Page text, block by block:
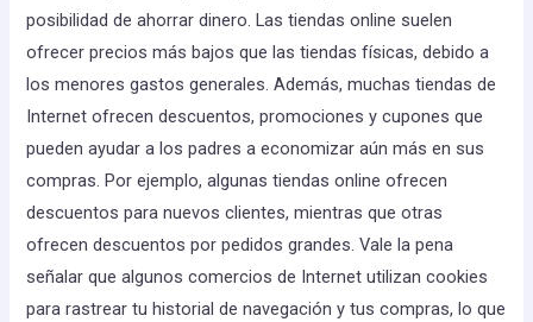
posibilidad de ahorrar dinero. Las tiendas online suelen
ofrecer precios más bajos que las tiendas físicas, debido a
los menores gastos generales. Además, muchas tiendas de
Internet ofrecen descuentos, promociones y cupones que
pueden ayudar a los padres a economizar aún más en sus
compras. Por ejemplo, algunas tiendas online ofrecen
descuentos para nuevos clientes, mientras que otras
ofrecen descuentos por pedidos grandes. Vale la pena
señalar que algunos comercios de Internet utilizan cookies
para rastrear tu historial de navegación y tus compras, lo que